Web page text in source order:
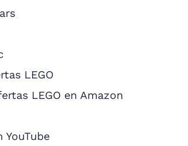
LEGO
LEGO en Amazon
YouTube